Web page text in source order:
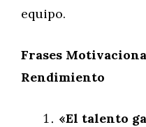
equipo.
Frases
Rendimiento
«El talento